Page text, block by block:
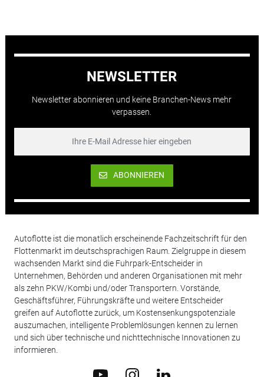
NEWSLETTER
Newsletter abonnieren und keine Branchen-News mehr
verpassen.
ABONNIEREN
Autoflotte ist die monatlich erscheinende Fachzeitschrift für den
Flottenmarkt im deutschsprachigen Raum. Zielgruppe in diesem
wachsenden Markt sind die Fuhrpark-Entscheider in
Unternehmen, Behörden und anderen Organisationen mit mehr
als zehn PKW/Kombi und/oder Transportern. Vorstände,
Geschäftsführer, Führungskräfte und weitere Entscheider
greifen auf Autoflotte zurück, um Kostensenkungspotenziale
auszumachen, intelligente Problemlösungen kennen zu lernen
und sich über technische und nichttechnische Innovationen zu
informieren.